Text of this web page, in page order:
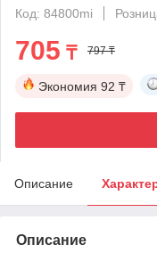
Код: 84800mi
705 ₸ 797 ₸
Экономия 92 ₸
Описание
Описание